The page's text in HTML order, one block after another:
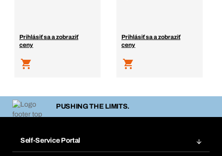
Prihlásiť sa a zobraziť
ceny
Prihlásiť sa a zobraziť
ceny
PUSHING THE LIMITS.
Self-Service Portal